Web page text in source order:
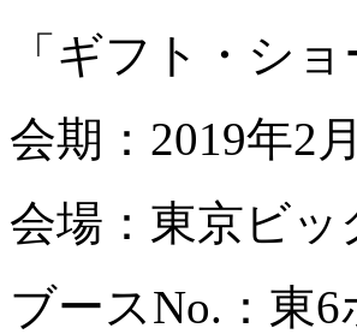
「ギフト・シ
会期：2019年2
会場：東京ビッ
ブースNo.：東6